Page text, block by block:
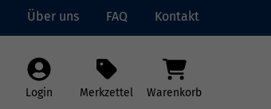
Über uns FAQ Kontakt
Login Merkzettel Warenkorb